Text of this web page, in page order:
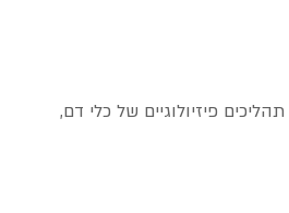
פיזיולוגיים של כלי דם,